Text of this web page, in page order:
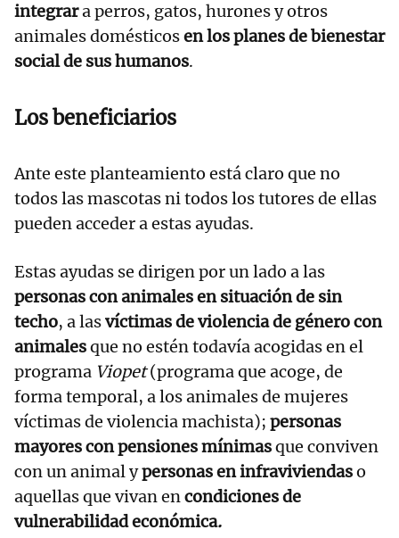
integrara perros, gatos, hurones y otros
animales domésticosen los planes de bienestar
social de sus humanos.
Los beneficiarios
Ante este planteamiento está claro que no
todos las mascotas ni todos los tutores de ellas
pueden acceder a estas ayudas.
Estas ayudas se dirigen por un lado a las
personas con animales en situación de sin
techo, a lasvíctimas de violencia de género con
animalesque no estén todavía acogidas en el
programa Viopet(programa que acoge, de
forma temporal, a los animales de mujeres
víctimas de violencia machista); personas
mayores con pensiones mínimasque conviven
con un animal ypersonas en infraviviendaso
aquellas que vivan encondiciones de
vulnerabilidad económica.